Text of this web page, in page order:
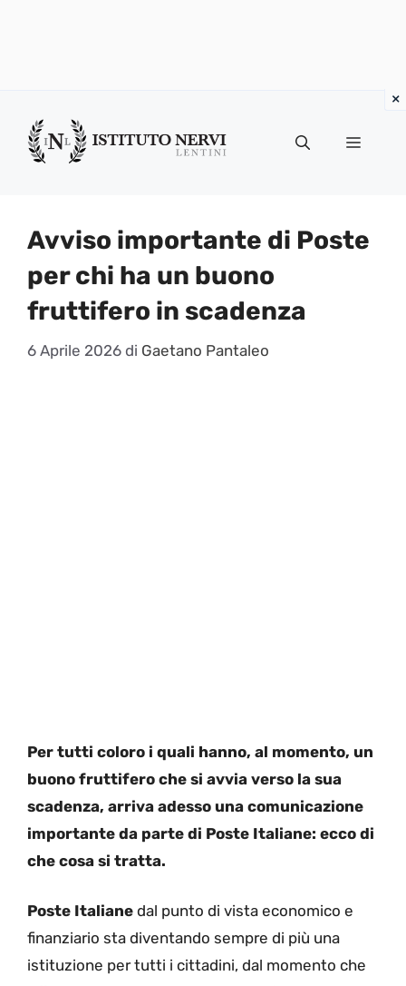
contenuto
Menu
Avviso importante di Poste
per chi ha un buono
fruttifero in scadenza
6 Aprile 2026 di Gaetano Pantaleo
Per tutti coloro i quali hanno, al momento, un
buono fruttifero che si avvia verso la sua
scadenza, arriva adesso una comunicazione
importante da parte di Poste Italiane: ecco di
che cosa si tratta.
Poste Italiane dal punto di vista economico e
finanziario sta diventando sempre di più una
istituzione per tutti i cittadini, dal momento che